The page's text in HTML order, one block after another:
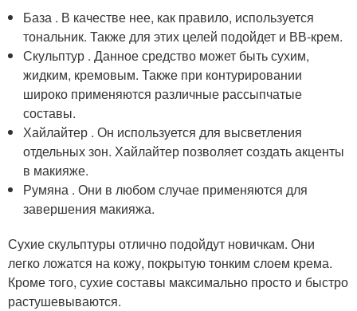
База . В качестве нее, как правило, используется
тональник. Также для этих целей подойдет и ВВ-крем.
Скульптур . Данное средство может быть сухим,
жидким, кремовым. Также при контурировании
широко применяются различные рассыпчатые
составы.
Хайлайтер . Он используется для высветления
отдельных зон. Хайлайтер позволяет создать акценты
в макияже.
Румяна . Они в любом случае применяются для
завершения макияжа.
Сухие скульптуры отлично подойдут новичкам. Они
легко ложатся на кожу, покрытую тонким слоем крема.
Кроме того, сухие составы максимально просто и быстро
растушевываются.